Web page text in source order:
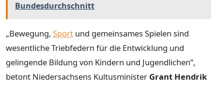
Bundesdurchschnitt
„Bewegung, Sport und gemeinsames Spielen sind
wesentliche Triebfedern für die Entwicklung und
gelingende Bildung von Kindern und Jugendlichen”,
betont Niedersachsens Kultusminister Grant Hendrik